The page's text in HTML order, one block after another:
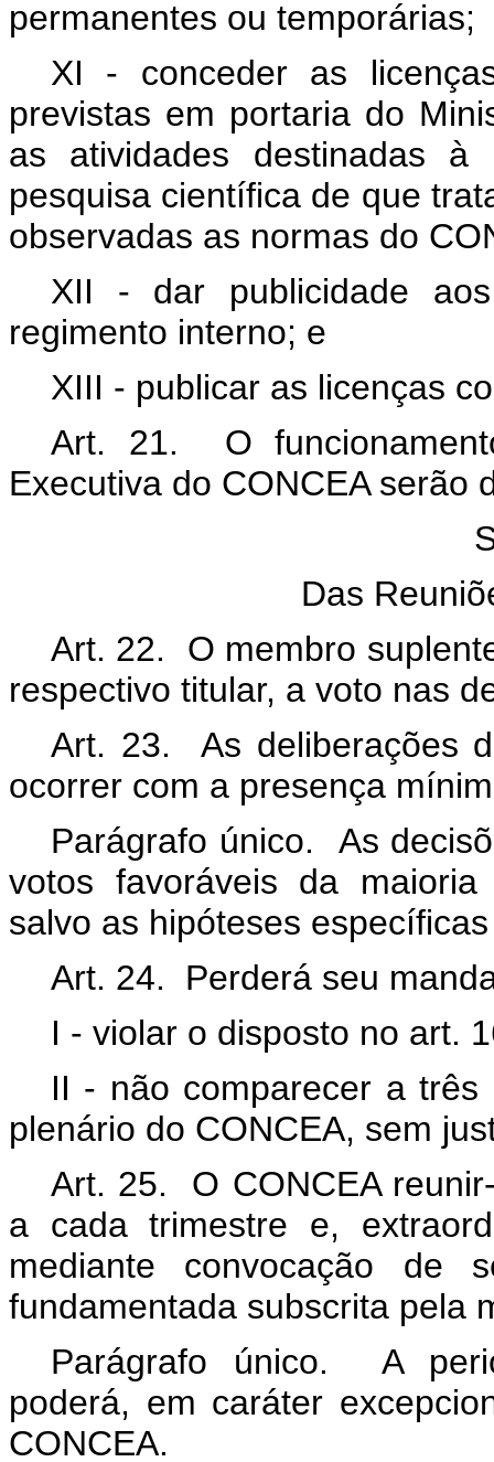
permanentes ou temporárias;
XI - conceder as
previstas em portaria do
as atividades destinadas
pesquisa científica de que
observadas as normas do
XII - dar publicidade
regimento interno; e
XIII - publicar as licenças
Art. 21. O
Executiva do CONCEA
Das
Art. 22. O membro
respectivo titular, a voto nas
Art. 23. As deliberações
ocorrer com a presença
Parágrafo único. As
votos favoráveis da
salvo as hipóteses
Art. 24. Perderá seu
I - violar o disposto no art.
II - não comparecer a três
plenário do CONCEA, sem
Art. 25. O CONCEA
a cada trimestre e,
mediante convocação de
fundamentada subscrita pela
Parágrafo único. A
poderá, em caráter
CONCEA.